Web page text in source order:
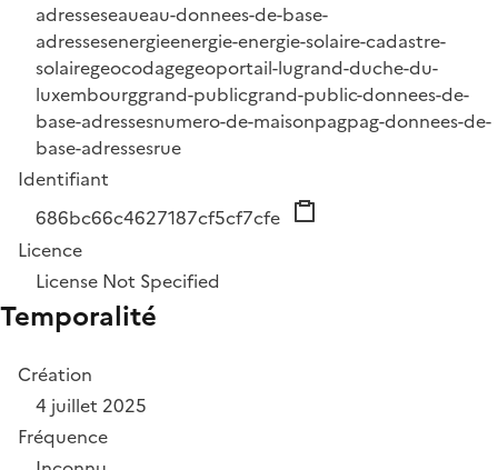
adresseseaueau-donnees-de-base-
adressesenergieenergie-energie-solaire-cadastre-
solairegeocodagegeoportail-lugrand-duche-du-
luxembourggrand-publicgrand-public-donnees-de-
base-adressesnumero-de-maisonpagpag-donnees-de-
base-adressesrue
Identifiant
686bc66c4627187cf5cf7cfe
Licence
License Not Specified
Temporalité
Création
4 juillet 2025
Fréquence